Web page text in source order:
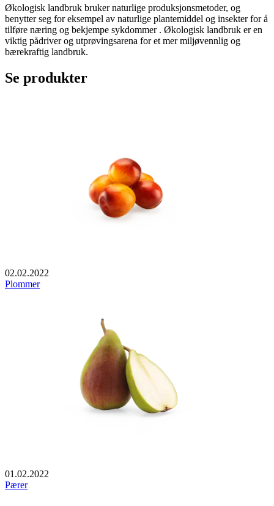
Økologisk landbruk bruker naturlige produksjonsmetoder, og
benytter seg for eksempel av naturlige plantemiddel og insekter for å
tilføre næring og bekjempe sykdommer . Økologisk landbruk er en
viktig pådriver og utprøvingsarena for et mer miljøvennlig og
bærekraftig landbruk.
Se produkter
02.02.2022
Plommer
01.02.2022
Pærer